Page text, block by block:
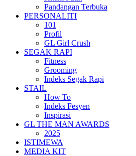
Pandangan Terbuka
PERSONALITI
101
Profil
GL Girl Crush
SEGAK RAPI
Fitness
Grooming
Indeks Segak Rapi
STAIL
How To
Indeks Fesyen
Inspirasi
GL THE MAN AWARDS
2025
ISTIMEWA
MEDIA KIT